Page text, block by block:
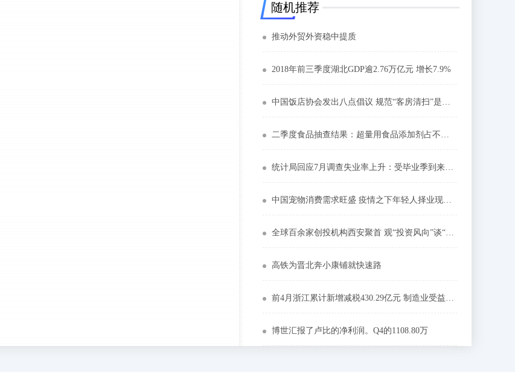
随机推荐
推动外贸外资稳中提质
2018年前三季度湖北GDP逾2.76万亿元 增长7.9%
中国饭店协会发出八点倡议 规范“客房清扫”是重点
二季度食品抽查结果：超量用食品添加剂占不合格首因
统计局回应7月调查失业率上升：受毕业季到来影响
中国宠物消费需求旺盛 疫情之下年轻人择业现新机
全球百余家创投机构西安聚首 观“投资风向”谈“西部潜力”
高铁为晋北奔小康铺就快速路
前4月浙江累计新增减税430.29亿元 制造业受益明显
博世汇报了卢比的净利润。Q4的1108.80万